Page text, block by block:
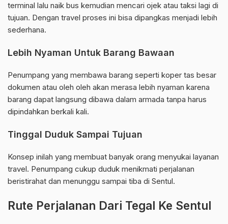
terminal lalu naik bus kemudian mencari ojek atau taksi lagi di
tujuan. Dengan travel proses ini bisa dipangkas menjadi lebih
sederhana.
Lebih Nyaman Untuk Barang Bawaan
Penumpang yang membawa barang seperti koper tas besar
dokumen atau oleh oleh akan merasa lebih nyaman karena
barang dapat langsung dibawa dalam armada tanpa harus
dipindahkan berkali kali.
Tinggal Duduk Sampai Tujuan
Konsep inilah yang membuat banyak orang menyukai layanan
travel. Penumpang cukup duduk menikmati perjalanan
beristirahat dan menunggu sampai tiba di Sentul.
Rute Perjalanan Dari Tegal Ke Sentul